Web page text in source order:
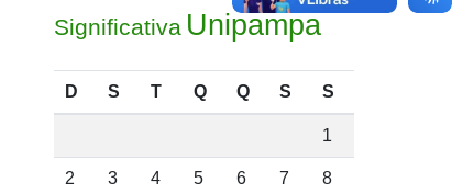
Significativa Unipampa
D S T Q Q S S
1
2 3 4 5 6 7 8